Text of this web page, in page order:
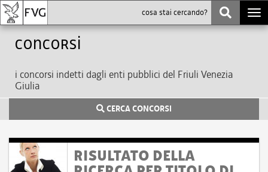
Concorsi
i concorsi indetti dagli enti pubblici del Friuli Venezia
Giulia
CERCA CONCORSI
RISULTATO DELLA